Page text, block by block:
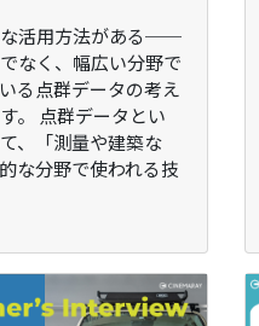
な活用方法がある──
なく、幅広い分野で
る点群データの考え
。 点群データとい
、「測量や建築な
な分野で使われる技